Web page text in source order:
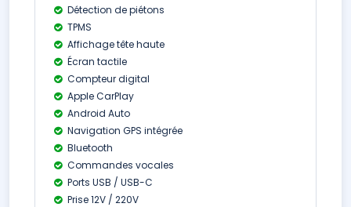
Détection de piétons
TPMS
Affichage tête haute
Écran tactile
Compteur digital
Apple CarPlay
Android Auto
Navigation GPS intégrée
Bluetooth
Commandes vocales
Ports USB / USB-C
Prise 12V / 220V